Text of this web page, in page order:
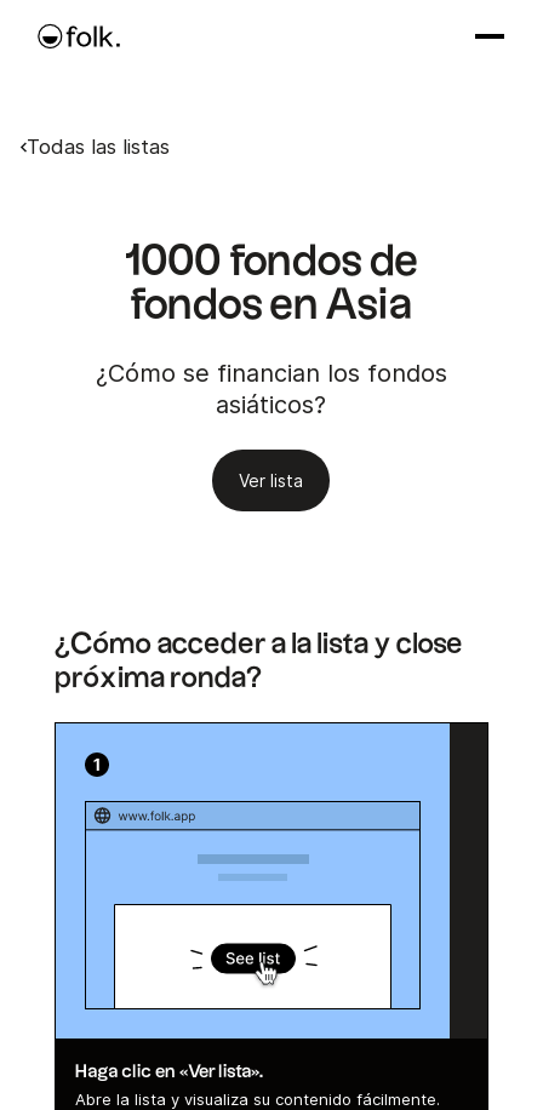
Todas las listas
1000 fondos de
fondos en Asia
¿Cómo se financian los fondos
asiáticos?
Ver lista
¿Cómo acceder a la lista y close
próxima ronda?
Haga clic en «Ver lista».
Abre la lista y visualiza su contenido fácilmente.